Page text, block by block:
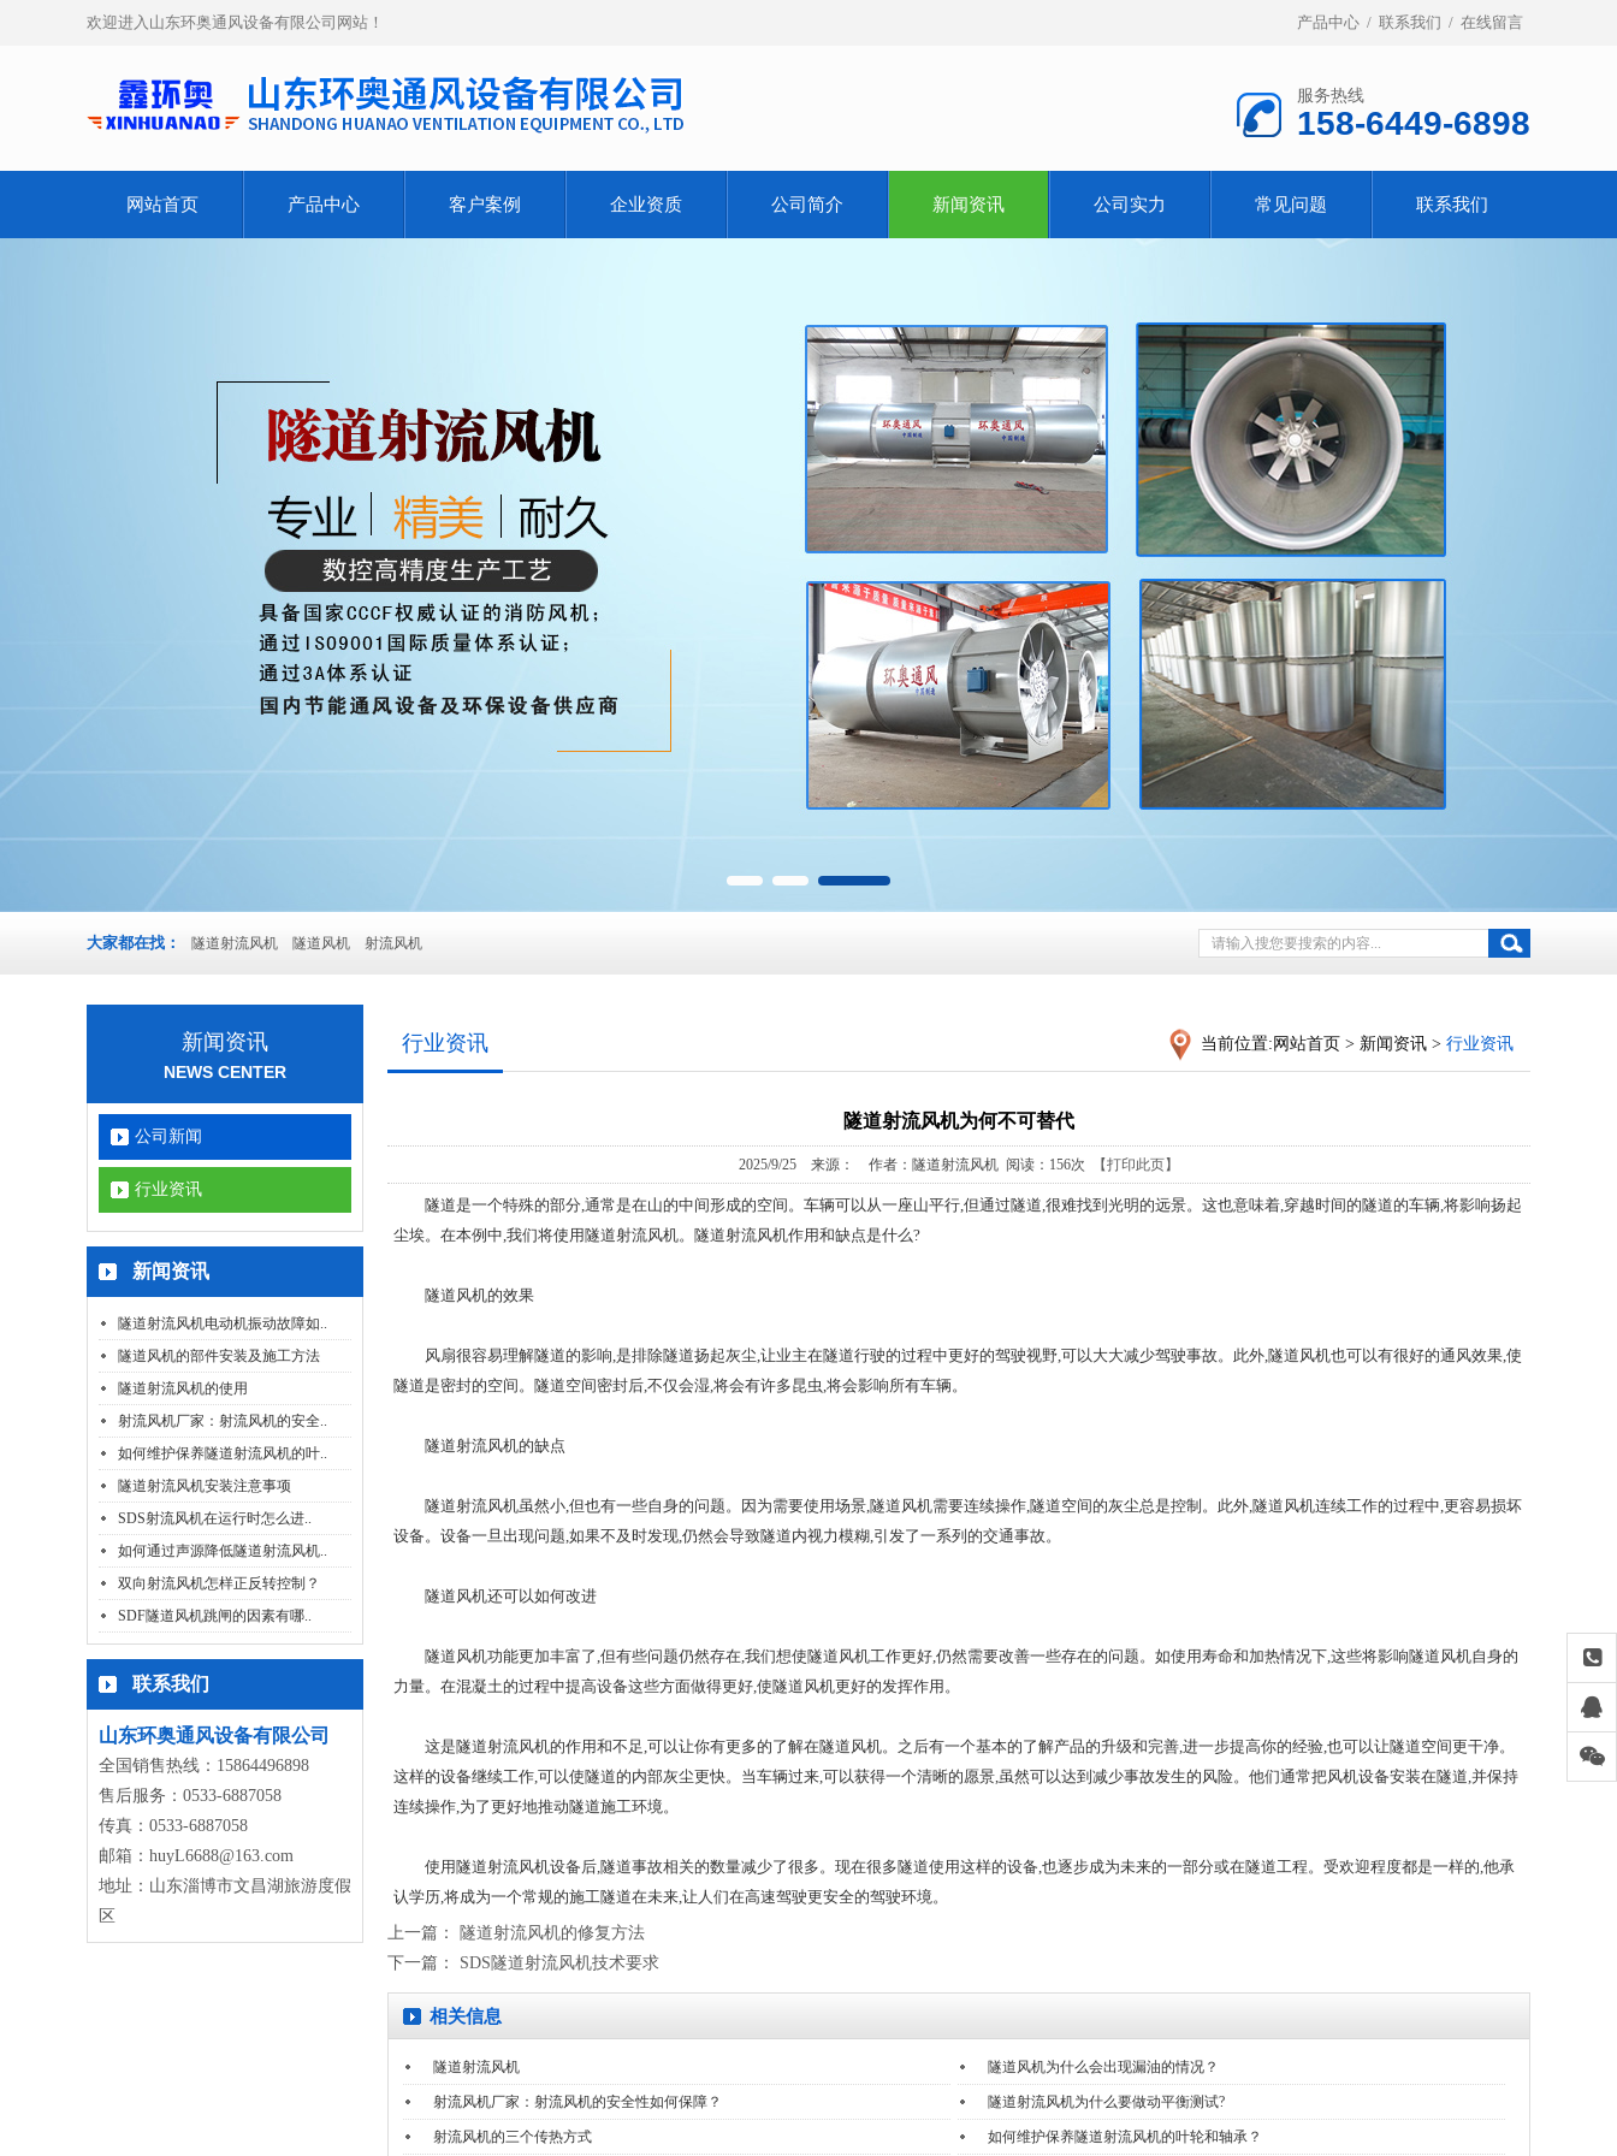
欢迎进入山东环奥通风设备有限公司网站！ 产品中心 / 联系我们 / 在线留言
服务热线
158-6449-6898
网站首页 产品中心 客户案例 企业资质 公司简介 新闻资讯 公司实力 常见问题 联系我们
大家都在找： 隧道射流风机 隧道风机 射流风机
新闻资讯
NEWS CENTER
公司新闻
行业资讯
新闻资讯
隧道射流风机电动机振动故障如..
隧道风机的部件安装及施工方法
隧道射流风机的使用
射流风机厂家：射流风机的安全..
如何维护保养隧道射流风机的叶..
隧道射流风机安装注意事项
SDS射流风机在运行时怎么进..
如何通过声源降低隧道射流风机..
双向射流风机怎样正反转控制？
SDF隧道风机跳闸的因素有哪..
联系我们
山东环奥通风设备有限公司
全国销售热线：15864496898
售后服务：0533-6887058
传真：0533-6887058
邮箱：huyL6688@163.com
地址：山东淄博市文昌湖旅游度假
区
行业资讯 当前位置: 网站首页 > 新闻资讯 > 行业资讯
隧道射流风机为何不可替代
2025/9/25 来源： 作者：隧道射流风机 阅读： 156次 【打印此页】
隧道是一个特殊的部分,通常是在山的中间形成的空间。车辆可以从一座山平行,但通过隧道,很难找到光明的远景。这也意味着,穿越时间的隧道的车辆,将影响扬起
尘埃。在本例中,我们将使用隧道射流风机。隧道射流风机作用和缺点是什么?
隧道风机的效果
风扇很容易理解隧道的影响,是排除隧道扬起灰尘,让业主在隧道行驶的过程中更好的驾驶视野,可以大大减少驾驶事故。此外,隧道风机也可以有很好的通风效果,使
隧道是密封的空间。隧道空间密封后,不仅会湿,将会有许多昆虫,将会影响所有车辆。
隧道射流风机的缺点
隧道射流风机虽然小,但也有一些自身的问题。因为需要使用场景,隧道风机需要连续操作,隧道空间的灰尘总是控制。此外,隧道风机连续工作的过程中,更容易损坏
设备。设备一旦出现问题,如果不及时发现,仍然会导致隧道内视力模糊,引发了一系列的交通事故。
隧道风机还可以如何改进
隧道风机功能更加丰富了,但有些问题仍然存在,我们想使隧道风机工作更好,仍然需要改善一些存在的问题。如使用寿命和加热情况下,这些将影响隧道风机自身的
力量。在混凝土的过程中提高设备这些方面做得更好,使隧道风机更好的发挥作用。
这是隧道射流风机的作用和不足,可以让你有更多的了解在隧道风机。之后有一个基本的了解产品的升级和完善,进一步提高你的经验,也可以让隧道空间更干净。
这样的设备继续工作,可以使隧道的内部灰尘更快。当车辆过来,可以获得一个清晰的愿景,虽然可以达到减少事故发生的风险。他们通常把风机设备安装在隧道,并保持
连续操作,为了更好地推动隧道施工环境。
使用隧道射流风机设备后,隧道事故相关的数量减少了很多。现在很多隧道使用这样的设备,也逐步成为未来的一部分或在隧道工程。受欢迎程度都是一样的,他承
认学历,将成为一个常规的施工隧道在未来,让人们在高速驾驶更安全的驾驶环境。
上一篇：
隧道射流风机的修复方法
下一篇： SDS隧道射流风机技术要求
相关信息
隧道射流风机 隧道风机为什么会出现漏油的情况？
射流风机厂家：射流风机的安全性如何保障？ 隧道射流风机为什么要做动平衡测试?
射流风机的三个传热方式 如何维护保养隧道射流风机的叶轮和轴承？